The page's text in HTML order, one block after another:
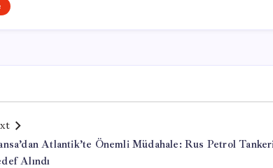
Atlantik’te Önemli Müdahale: Rus Petrol
Alındı